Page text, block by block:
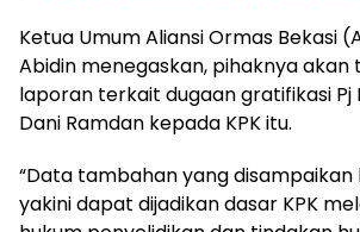
Ketua Umum Aliansi Ormas Bekasi
Abidin menegaskan, pihaknya
laporan terkait dugaan gratifikasi Pj
Dani Ramdan kepada KPK itu.
“Data tambahan yang disampaikan
yakini dapat dijadikan dasar KPK